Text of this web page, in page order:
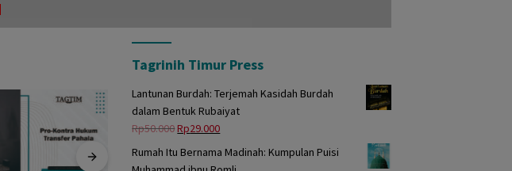
Tagrinih Timur Press
Lantunan Burdah: Terjemah Kasidah Burdah
dalam Bentuk Rubaiyat
Rp50.000Harga
adalah:
Rp29.000Harga
Rumah Itu Bernama Madinah: Kumpulan Puisi